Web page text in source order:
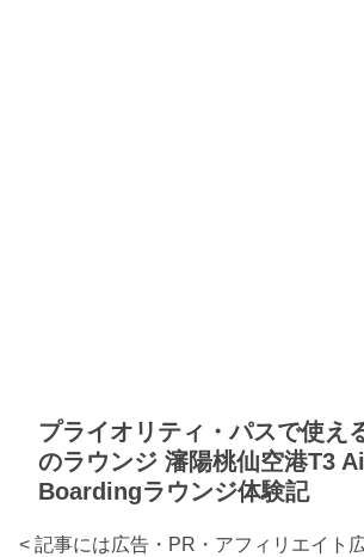
プライオリティ・パスで使え
のラウンジ 瀋陽桃仙空港T3
Boardingラウンジ体験記
< 記事には広告・PR・アフィリエイト